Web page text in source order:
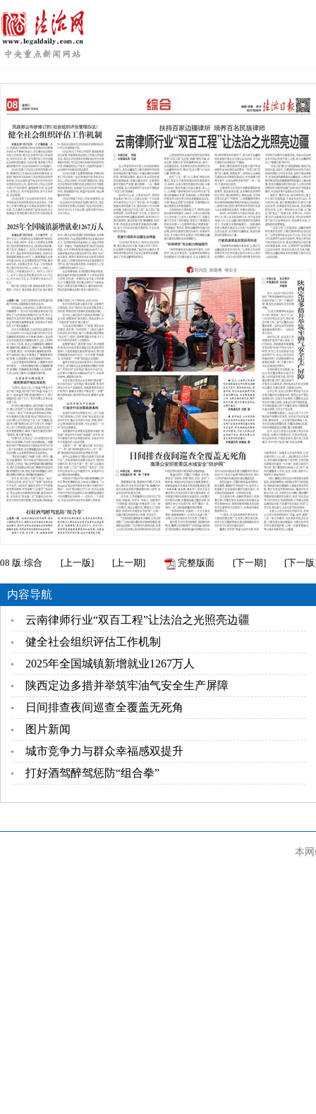
08 版:综合 [上一版] [上一期] 完整版面 [下一期] [下一版
内容导航
云南律师行业“双百工程”让法治之光照亮边疆
健全社会组织评估工作机制
2025年全国城镇新增就业1267万人
陕西定边多措并举筑牢油气安全生产屏障
日间排查夜间巡查全覆盖无死角
图片新闻
城市竞争力与群众幸福感双提升
打好酒驾醉驾惩防“组合拳”
本